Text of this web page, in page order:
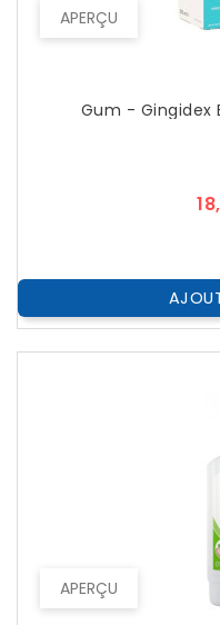
APERÇU
Gum - Gingidex
APERÇU